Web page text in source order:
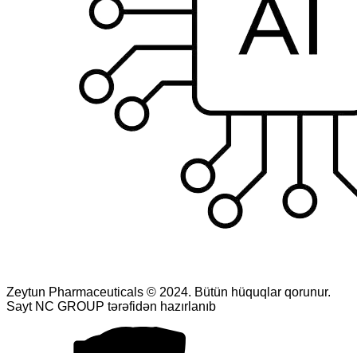
Zeytun Pharmaceuticals © 2024. Bütün hüquqlar qorunur.
Sayt NC GROUP tərəfidən hazırlanıb